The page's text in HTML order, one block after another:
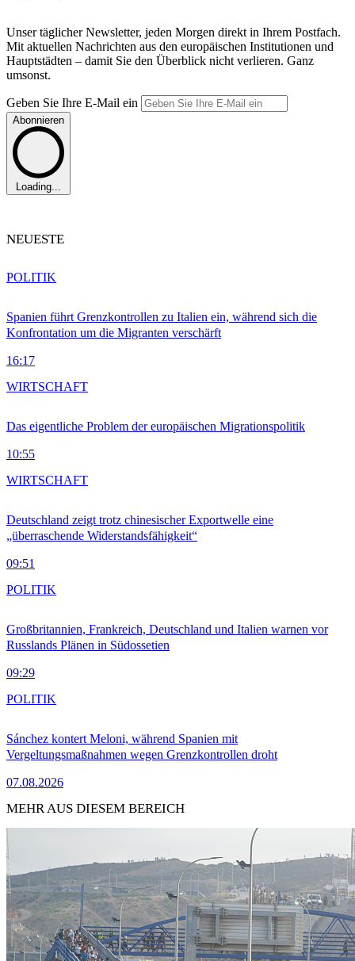
Unser täglicher Newsletter, jeden Morgen direkt in Ihrem Postfach.
Mit aktuellen Nachrichten aus den europäischen Institutionen und
Hauptstädten – damit Sie den Überblick nicht verlieren. Ganz
umsonst.
Geben Sie Ihre E-Mail ein
Abonnieren
Loading...
NEUESTE
Spanien führt Grenzkontrollen zu Italien ein, während sich die
Konfrontation um die Migranten verschärft
16:17
POLITIK
Das eigentliche Problem der europäischen Migrationspolitik
10:55
WIRTSCHAFT
Deutschland zeigt trotz chinesischer Exportwelle eine
„überraschende Widerstandsfähigkeit“
09:51
WIRTSCHAFT
Großbritannien, Frankreich, Deutschland und Italien warnen vor
Russlands Plänen in Südossetien
09:29
POLITIK
Sánchez kontert Meloni, während Spanien mit
Vergeltungsmaßnahmen wegen Grenzkontrollen droht
07.08.2026
POLITIK
MEHR AUS DIESEM BEREICH